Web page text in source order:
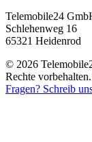
Telemobile24
Schlehenweg 16
65321 Heidenrod
© 2026
Rechte vorbehalten.
Fragen? Schreib